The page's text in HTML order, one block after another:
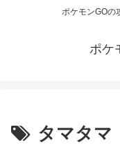
ポケモンGOの
ポケ
タマタマ